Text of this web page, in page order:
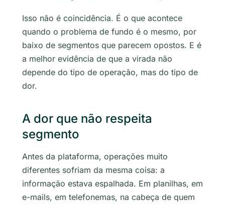
Isso não é coincidência. É o que acontece
quando o problema de fundo é o mesmo, por
baixo de segmentos que parecem opostos. E é
a melhor evidência de que a virada não
depende do tipo de operação, mas do tipo de
dor.
A dor que não respeita
segmento
Antes da plataforma, operações muito
diferentes sofriam da mesma coisa: a
informação estava espalhada. Em planilhas, em
e-mails, em telefonemas, na cabeça de quem